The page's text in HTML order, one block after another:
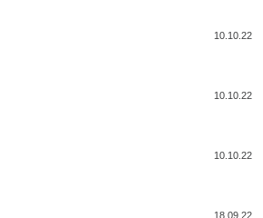
10.10.22
10.10.22
10.10.22
18.09.22